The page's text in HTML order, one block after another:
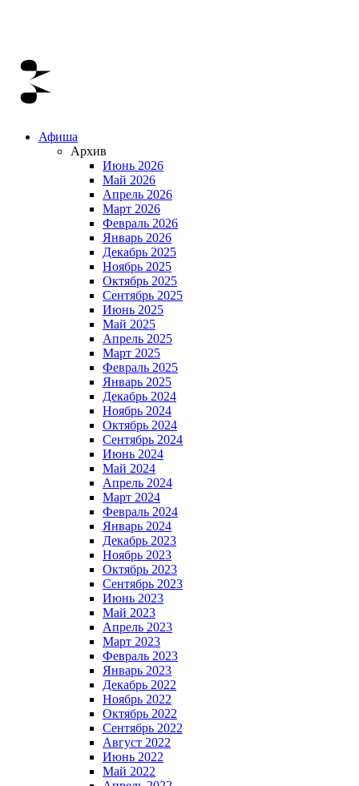
Афиша
Архив
Июнь 2026
Май 2026
Апрель 2026
Март 2026
Февраль 2026
Январь 2026
Декабрь 2025
Ноябрь 2025
Октябрь 2025
Сентябрь 2025
Июнь 2025
Май 2025
Апрель 2025
Март 2025
Февраль 2025
Январь 2025
Декабрь 2024
Ноябрь 2024
Октябрь 2024
Сентябрь 2024
Июнь 2024
Май 2024
Апрель 2024
Март 2024
Февраль 2024
Январь 2024
Декабрь 2023
Ноябрь 2023
Октябрь 2023
Сентябрь 2023
Июнь 2023
Май 2023
Апрель 2023
Март 2023
Февраль 2023
Январь 2023
Декабрь 2022
Ноябрь 2022
Октябрь 2022
Сентябрь 2022
Август 2022
Июнь 2022
Май 2022